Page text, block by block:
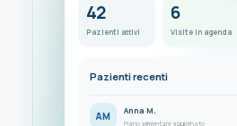
42
Pazienti attivi
6
Visite in agenda
Pazienti recenti
AM Anna M.
Piano alimentare aggiornato